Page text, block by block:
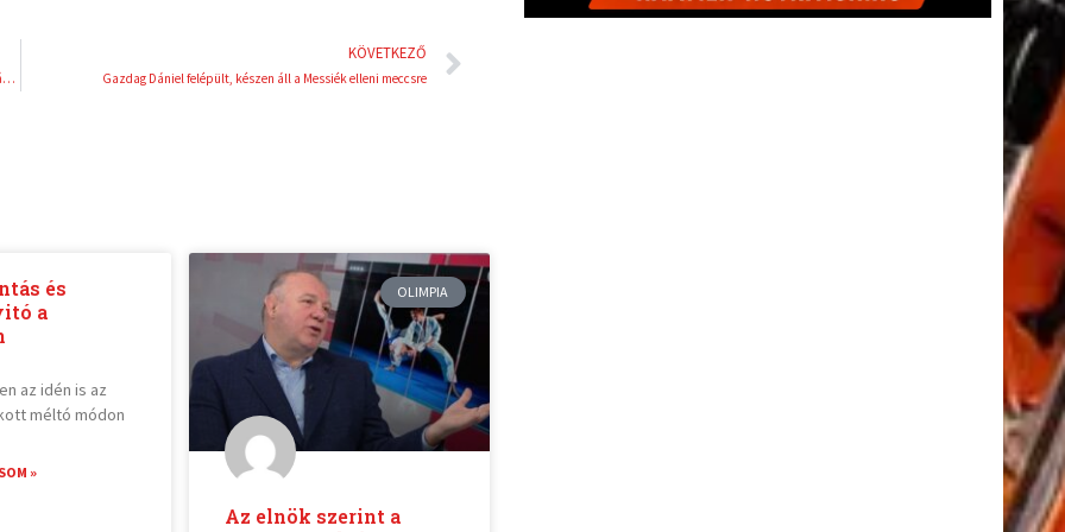
Mind a négy aranyérem Magyarországé a 48 órás ultramaraton-futó világbajnokságon
KÖVETKEZŐ
Gazdag Dániel felépült, készen áll a Messiék elleni meccsre
és
a
az idén is az
méltó módon
»
OLIMPIA
Az elnök szerint a